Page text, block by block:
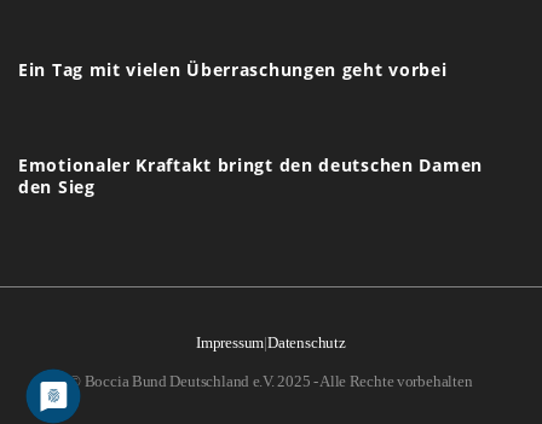
Ein Tag mit vielen Überraschungen geht vorbei
Emotionaler Kraftakt bringt den deutschen Damen
den Sieg
Impressum|Datenschutz
© Boccia Bund Deutschland e.V. 2025 - Alle Rechte vorbehalten